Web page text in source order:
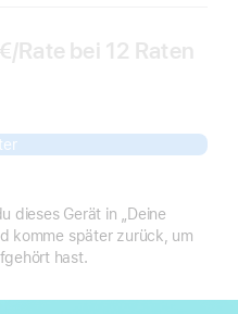
/Rate pro
bei 12 Raten
dieses Gerät in „Deine
komme später zurück, um
hast.